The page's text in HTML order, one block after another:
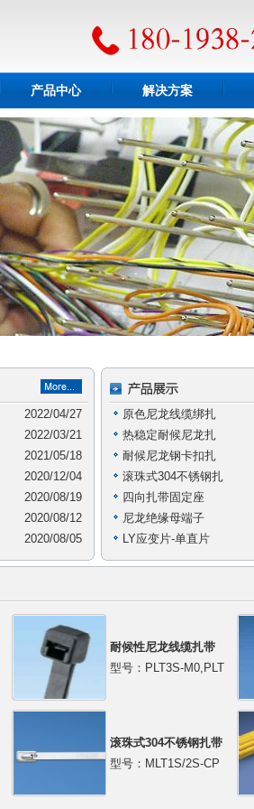
产品中心 解决方案
2022/04/27
2022/03/21
2021/05/18
2020/12/04
2020/08/19
2020/08/12
2020/08/05
原色尼龙线缆绑扎
热稳定耐候尼龙扎
耐候尼龙钢卡扣扎
滚珠式304不锈钢扎
四向扎带固定座
尼龙绝缘母端子
LY应变片-单直片
耐候性尼龙线缆扎带
型号：PLT3S-M0,PLT
滚珠式304不锈钢扎带
型号：MLT1S/2S-CP